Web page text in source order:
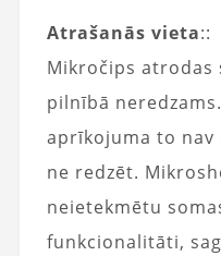
Atrašanās vieta::
Mikročips atrodas
pilnībā
aprīkojuma to nav
ne redzēt.
neietekmētu
funkcionalitāti,